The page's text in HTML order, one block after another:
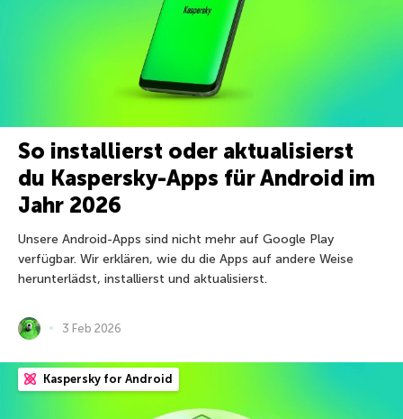
So installierst oder aktualisierst
du Kaspersky-Apps für Android im
Jahr 2026
Unsere Android-Apps sind nicht mehr auf Google Play
verfügbar. Wir erklären, wie du die Apps auf andere Weise
herunterlädst, installierst und aktualisierst.
3 Feb 2026
Kaspersky for Android